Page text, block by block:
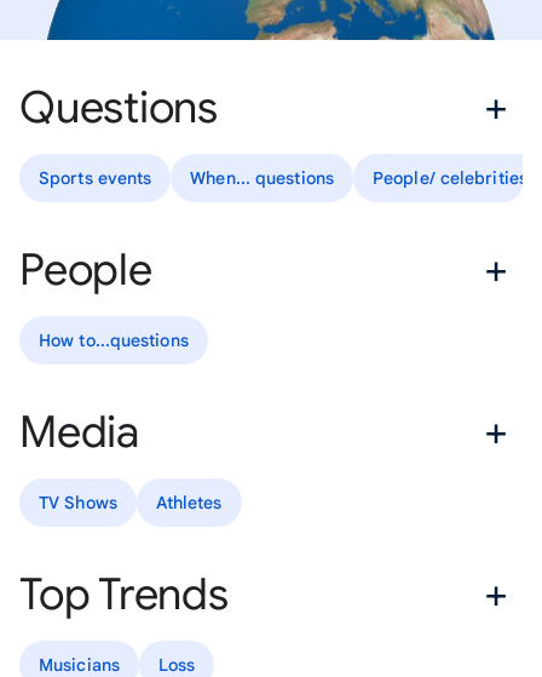
Questions
Sports events When... questions People/ celebrities
People
How to...questions
Media
TV Shows Athletes
Top Trends
Musicians Loss